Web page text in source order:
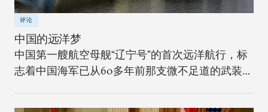
歧，坦诚相见，从而探索出中印两国切实可行的解
决方案。
评论
中国的远洋梦
中国第一艘航空母舰“辽宁号”的首次远洋航行，标
志着中国海军已从60多年前那支微不足道的武装力